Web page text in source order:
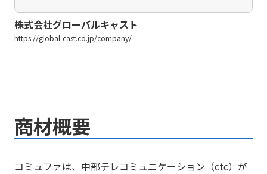
株式会社グローバルキャスト
https://global-cast.co.jp/company/
商材概要
コミュファは、中部テレコミュニケーション（ctc）が